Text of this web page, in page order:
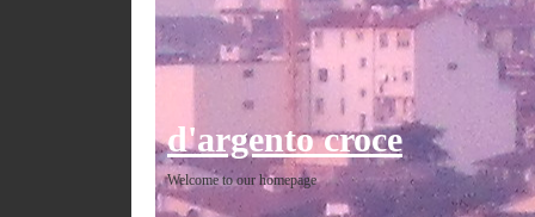
d'argento croce
Welcome to our homepage